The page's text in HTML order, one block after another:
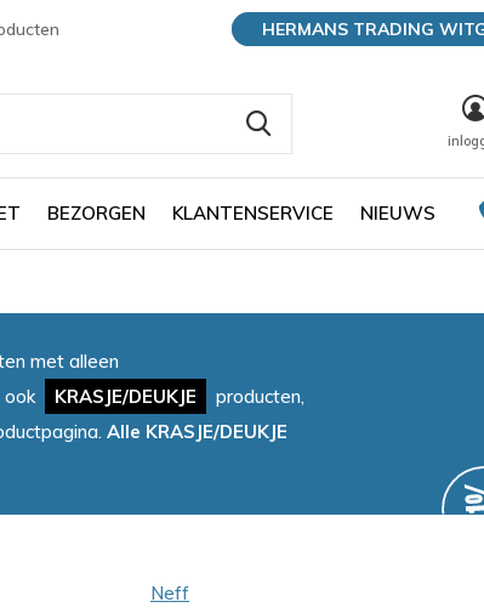
BEZORGEN KLANTENSERVICE NIEUWS
HERMANS TRADING
met alleen
ook KRASJE/DEUKJE
producten,
Alle KRASJE/DEUKJE
Neff